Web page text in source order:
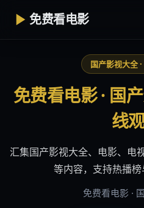
免费看电影
国产影视大全
免费看电影 · 国
线
汇集国产影视大全、电影、电
等内容，支持热播榜
免费看电影 ·